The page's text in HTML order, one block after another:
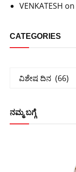
VENKATESH on
CATEGORIES
Categories
ವಿಶೇಷ ದಿನ  (66)
ನಮ್ಮ ಬಗ್ಗೆ